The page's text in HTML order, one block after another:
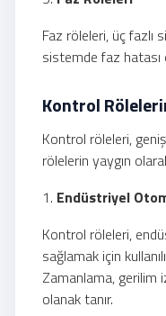
Faz röleleri, üç fazlı
sistemde faz hatası
Kontrol
Kontrol röleleri,
rölelerin yaygın
1. Endüstriyel
Kontrol röleleri,
sağlamak için
Zamanlama, gerilim
olanak tanır.